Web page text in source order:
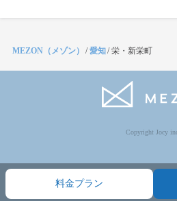
料金プラン
MEZON（メゾン） /愛知/栄・新栄町
Copyright Jocy